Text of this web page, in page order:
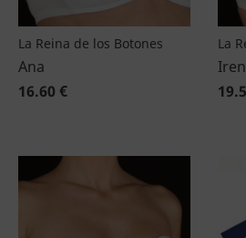
La Reina de los Botones
Ana
16.60 €
La